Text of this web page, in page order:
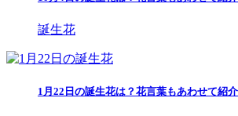
誕生花
1月22日の誕生花は？花言葉もあわせて紹介